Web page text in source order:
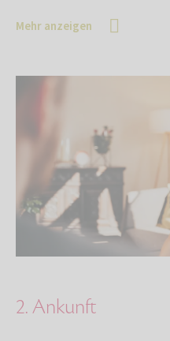
Mehr anzeigen
2. Ankunft